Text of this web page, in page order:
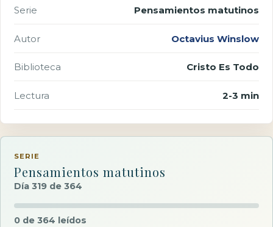
Serie Pensamientos matutinos
Autor Octavius Winslow
Biblioteca Cristo Es Todo
Lectura 2-3 min
SERIE
Pensamientos matutinos
Día 319 de 364
0 de 364 leídos